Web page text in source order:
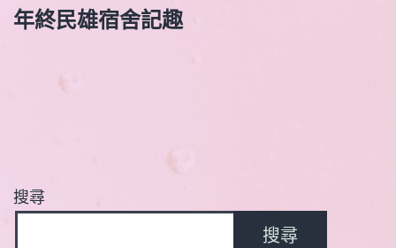
覽
年終民雄宿舍記趣
搜尋
搜尋